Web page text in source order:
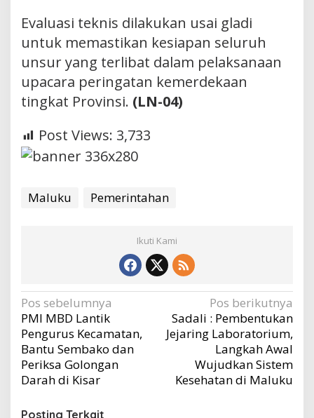
Evaluasi teknis dilakukan usai gladi
untuk memastikan kesiapan seluruh
unsur yang terlibat dalam pelaksanaan
upacara peringatan kemerdekaan
tingkat Provinsi. (LN-04)
Post Views: 3,733
Maluku Pemerintahan
Ikuti Kami
Navigasi
pos
Pos sebelumnya
PMI MBD Lantik
Pengurus Kecamatan,
Bantu Sembako dan
Periksa Golongan
Darah di Kisar
Pos berikutnya
Sadali : Pembentukan
Jejaring Laboratorium,
Langkah Awal
Wujudkan Sistem
Kesehatan di Maluku
Posting Terkait